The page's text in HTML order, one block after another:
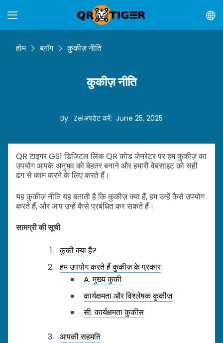
होम ब्लॉग कुकीज़ नीति
कुकीज़ नीति
By: Zelअपडेट करें: June 25, 2025
QR टाइगर GS1 डिजिटल लिंक QR कोड जेनरेटर पर हम कुकीज़ का
उपयोग आपके अनुभव को बेहतर बनाने और हमारी वेबसाइट को सही
ढंग से काम करने के लिए करते हैं।
यह कुकीज़ नीति यह बताती है कि कुकीज़ क्या हैं, हम उन्हें कैसे उपयोग
करते हैं, और आप उन्हें कैसे प्रबंधित कर सकते हैं।
सामग्री की सूची
कुकी क्या हैं?
हम उपयोग करते हैं कुकीज़ के प्रकार
A. मुख्य कुकी
कार्यक्षमता और विश्लेषक कुकीज़
सी. कार्यक्षमता कुकींस
आपकी सहमति